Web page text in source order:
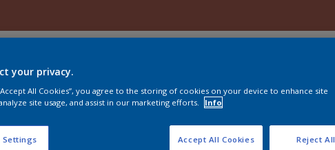
produkterna för ditt projekt
your privacy.
All Cookies”, you agree to the storing of cookies on your device to enhance site
site usage, and assist in our marketing efforts.
Info
Settings Reject All
Accept All Cookies